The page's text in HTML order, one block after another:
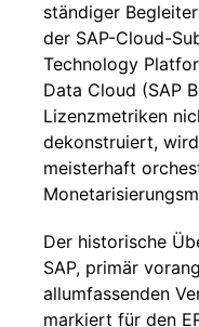
ständiger
der SAP-Cloud-
Technology
Data Cloud (SAP
Lizenzmetriken
dekonstruiert,
meisterhaft
Der historische
SAP, primär
allumfassenden
markiert für den